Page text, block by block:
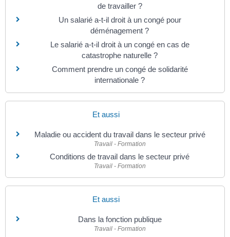
de travailler ?
Un salarié a-t-il droit à un congé pour
déménagement ?
Le salarié a-t-il droit à un congé en cas de
catastrophe naturelle ?
Comment prendre un congé de solidarité
internationale ?
Et aussi
Maladie ou accident du travail dans le secteur privé
Travail - Formation
Conditions de travail dans le secteur privé
Travail - Formation
Et aussi
Dans la fonction publique
Travail - Formation